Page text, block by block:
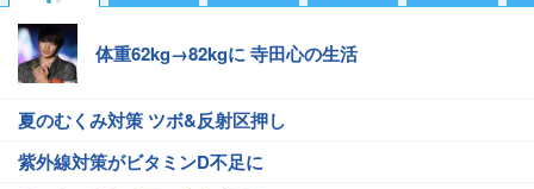
体重62kg→82kgに 寺田心の生活
夏のむくみ対策 ツボ&反射区押し
紫外線対策がビタミンD不足に